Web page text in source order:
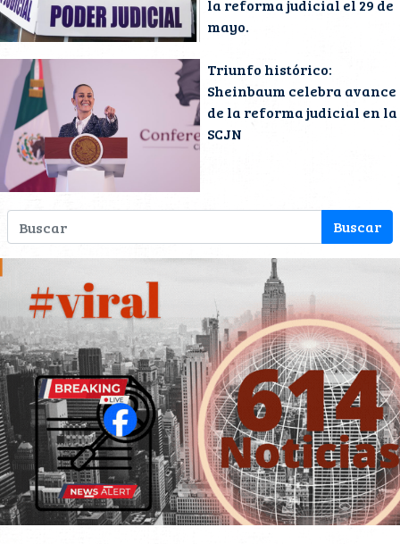
la reforma judicial el 29 de
mayo.
Triunfo histórico:
Sheinbaum celebra avance
de la reforma judicial en la
SCJN